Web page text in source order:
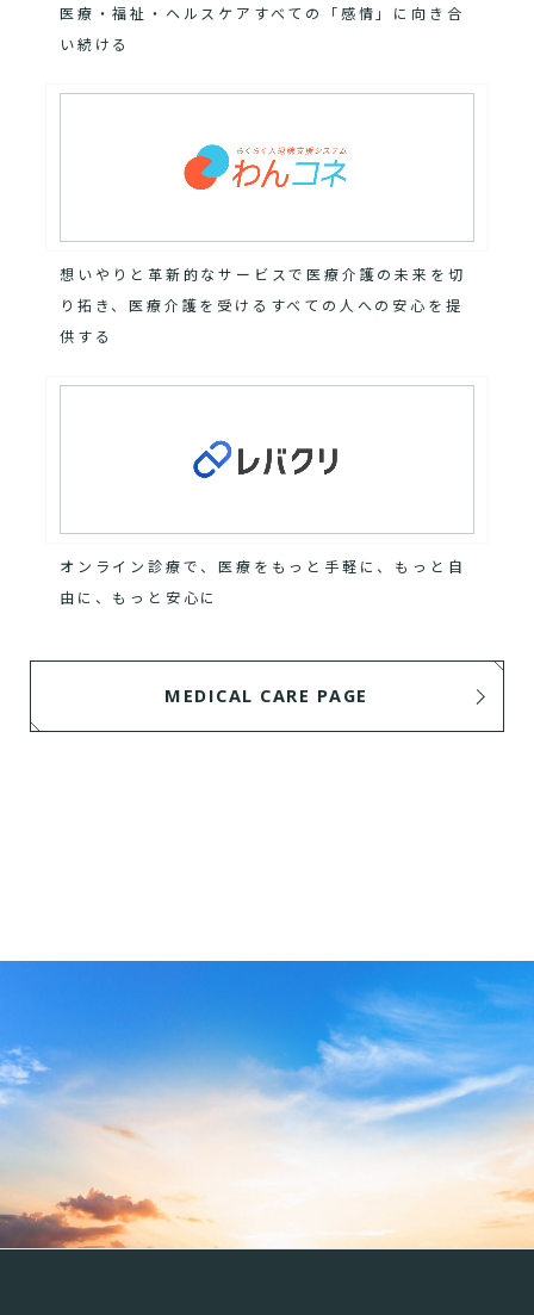
医療・福祉・ヘルスケアすべての「感情」に向き合
い続ける
想いやりと革新的なサービスで医療介護の未来を切
り拓き、医療介護を受けるすべての人への安心を提
供する
オンライン診療で、医療をもっと手軽に、もっと自
由に、もっと安心に
MEDICAL CARE PAGE